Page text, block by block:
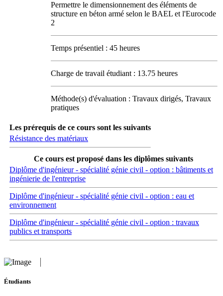
Permettre le dimensionnement des éléments de
structure en béton armé selon le BAEL et l'Eurocode
2
Temps présentiel : 45 heures
Charge de travail étudiant : 13.75 heures
Méthode(s) d'évaluation : Travaux dirigés, Travaux
pratiques
Les prérequis de ce cours sont les suivants
Résistance des matériaux
Ce cours est proposé dans les diplômes suivants
Diplôme d'ingénieur - spécialité génie civil - option : bâtiments et
ingénierie de l'entreprise
Diplôme d'ingénieur - spécialité génie civil - option : eau et
environnement
Diplôme d'ingénieur - spécialité génie civil - option : travaux
publics et transports
Étudiants